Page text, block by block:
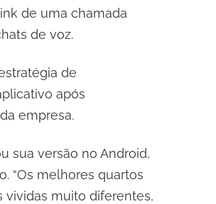
de uma chamada
de voz.
de
após
empresa.
sua versão no Android,
“Os melhores quartos
vividas muito diferentes,